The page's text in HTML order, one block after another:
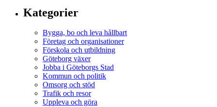
Kategorier
Bygga, bo och leva hållbart
Företag och organisationer
Förskola och utbildning
Göteborg växer
Jobba i Göteborgs Stad
Kommun och politik
Omsorg och stöd
Trafik och resor
Uppleva och göra